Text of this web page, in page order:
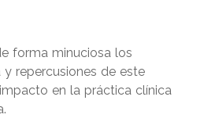
forma minuciosa los
repercusiones de este
en la práctica clínica